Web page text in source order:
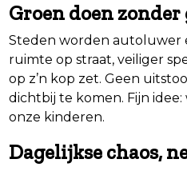
Groen doen zonder
Steden worden autoluwer
ruimte op straat, veiliger
op z’n kop zet. Geen
dichtbij te komen. Fijn
onze kinderen.
Dagelijkse chaos,